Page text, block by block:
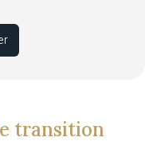
transition